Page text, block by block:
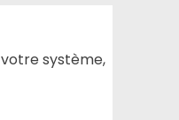
système,